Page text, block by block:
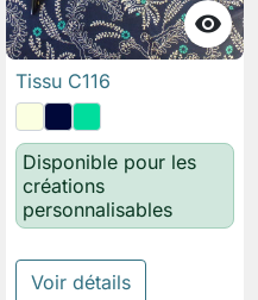

Tissu C116
Disponible pour les
créations
personnalisables
Voir détails